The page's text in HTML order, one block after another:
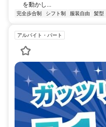
を動かし...
完全歩合制 シフト制 服装自由 髪型
アルバイト・パート